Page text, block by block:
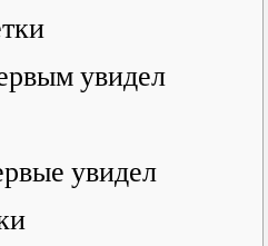
увидел
увидел